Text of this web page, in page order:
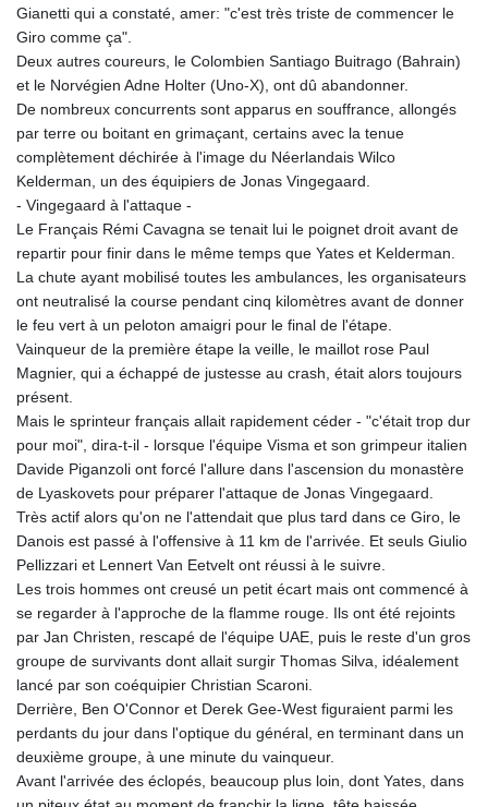
Gianetti qui a constaté, amer: "c'est très triste de commencer le
Giro comme ça".
Deux autres coureurs, le Colombien Santiago Buitrago (Bahrain)
et le Norvégien Adne Holter (Uno-X), ont dû abandonner.
De nombreux concurrents sont apparus en souffrance, allongés
par terre ou boitant en grimaçant, certains avec la tenue
complètement déchirée à l'image du Néerlandais Wilco
Kelderman, un des équipiers de Jonas Vingegaard.
- Vingegaard à l'attaque -
Le Français Rémi Cavagna se tenait lui le poignet droit avant de
repartir pour finir dans le même temps que Yates et Kelderman.
La chute ayant mobilisé toutes les ambulances, les organisateurs
ont neutralisé la course pendant cinq kilomètres avant de donner
le feu vert à un peloton amaigri pour le final de l'étape.
Vainqueur de la première étape la veille, le maillot rose Paul
Magnier, qui a échappé de justesse au crash, était alors toujours
présent.
Mais le sprinteur français allait rapidement céder - "c'était trop dur
pour moi", dira-t-il - lorsque l'équipe Visma et son grimpeur italien
Davide Piganzoli ont forcé l'allure dans l'ascension du monastère
de Lyaskovets pour préparer l'attaque de Jonas Vingegaard.
Très actif alors qu'on ne l'attendait que plus tard dans ce Giro, le
Danois est passé à l'offensive à 11 km de l'arrivée. Et seuls Giulio
Pellizzari et Lennert Van Eetvelt ont réussi à le suivre.
Les trois hommes ont creusé un petit écart mais ont commencé à
se regarder à l'approche de la flamme rouge. Ils ont été rejoints
par Jan Christen, rescapé de l'équipe UAE, puis le reste d'un gros
groupe de survivants dont allait surgir Thomas Silva, idéalement
lancé par son coéquipier Christian Scaroni.
Derrière, Ben O'Connor et Derek Gee-West figuraient parmi les
perdants du jour dans l'optique du général, en terminant dans un
deuxième groupe, à une minute du vainqueur.
Avant l'arrivée des éclopés, beaucoup plus loin, dont Yates, dans